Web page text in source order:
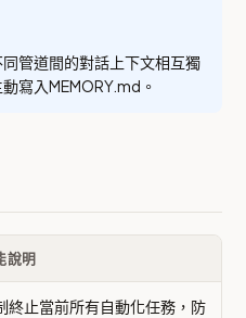
管道間的對話上下文相互獨
寫入MEMORY.md。
說明
終止當前所有自動化任務，防